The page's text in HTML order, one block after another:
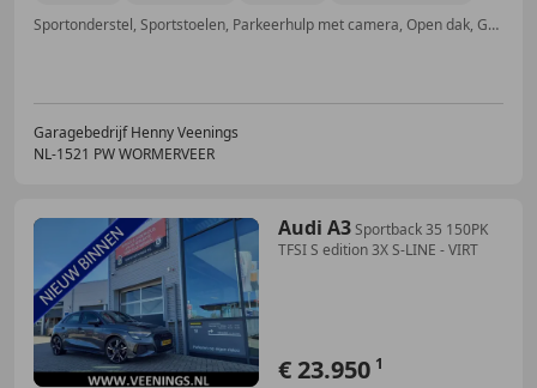
Sportonderstel, Sportstoelen, Parkeerhulp met camera, Open dak, Geheel digitaal combi-instrument, Spoiler, Navigatiesysteem, Schakelflippers
Garagebedrijf Henny Veenings
NL-1521 PW WORMERVEER
Audi A3Sportback 35 150PK
TFSI S edition 3X S-LINE - VIRT
€ 23.950 1